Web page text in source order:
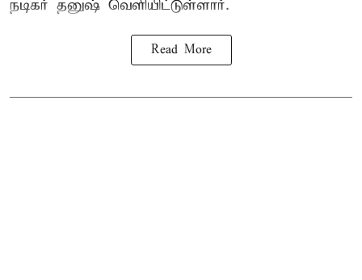
நடிகர் தனுஷ் வெளியிட்டுள்ளார்.
Read More